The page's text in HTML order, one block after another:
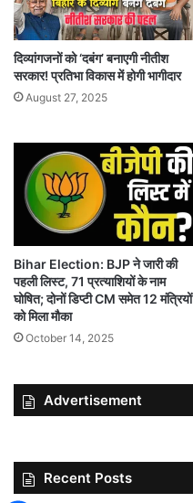
दिव्‍यांगजनों को ‘दबंग’ बनाएगी नीतीश
सरकार! प्रतिभा विकास में होगी भागीदार
August 27, 2025
Bihar Election: BJP ने जारी की
पहली लिस्ट, 71 प्रत्याशियों के नाम
घोषित; दोनों डिप्टी CM समेत 12 मंत्रियों
को मिला मौका
October 14, 2025
Advertisement
Recent Posts